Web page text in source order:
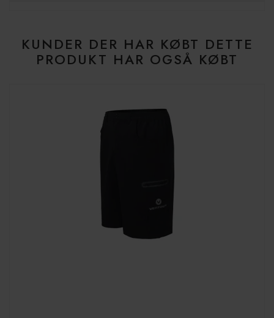
KUNDER DER HAR KØBT DETTE
PRODUKT HAR OGSÅ KØBT